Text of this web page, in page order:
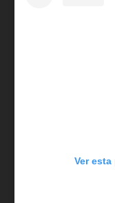
Ver